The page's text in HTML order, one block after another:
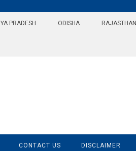
PRADESH ODISHA RAJASTHAN
CONTACT US DISCLAIMER